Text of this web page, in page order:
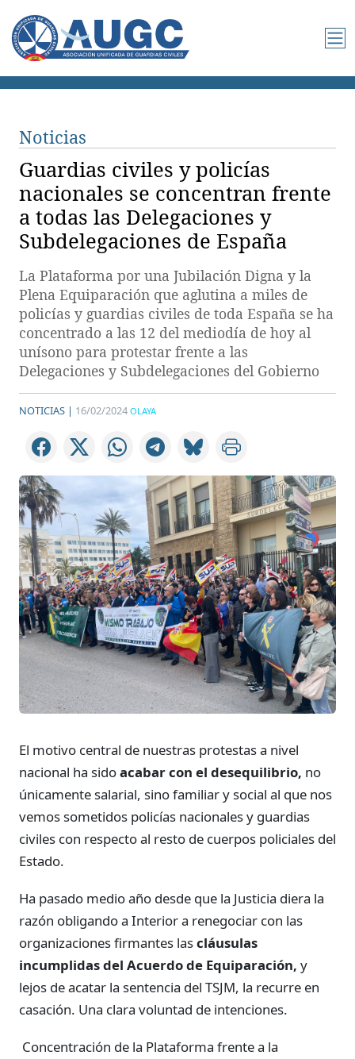
Noticias
Guardias civiles y policías
nacionales se concentran frente
a todas las Delegaciones y
Subdelegaciones de España
La Plataforma por una Jubilación Digna y la
Plena Equiparación que aglutina a miles de
policías y guardias civiles de toda España se ha
concentrado a las 12 del mediodía de hoy al
unísono para protestar frente a las
Delegaciones y Subdelegaciones del Gobierno
NOTICIAS | 16/02/2024 OLAYA
El motivo central de nuestras protestas a nivel
nacional ha sidoacabar con el desequilibrio, no
únicamente salarial, sino familiar y social al que nos
vemos sometidos policías nacionales y guardias
civiles con respecto al resto de cuerpos policiales del
Estado.
Ha pasado medio año desde que la Justicia diera la
razón obligando a Interior a renegociar con las
organizaciones firmantes lascláusulas
incumplidas del Acuerdo de Equiparación, y
lejos de acatar la sentencia del TSJM, la recurre en
casación. Una clara voluntad de intenciones.
Concentración de la Plataforma frente a la